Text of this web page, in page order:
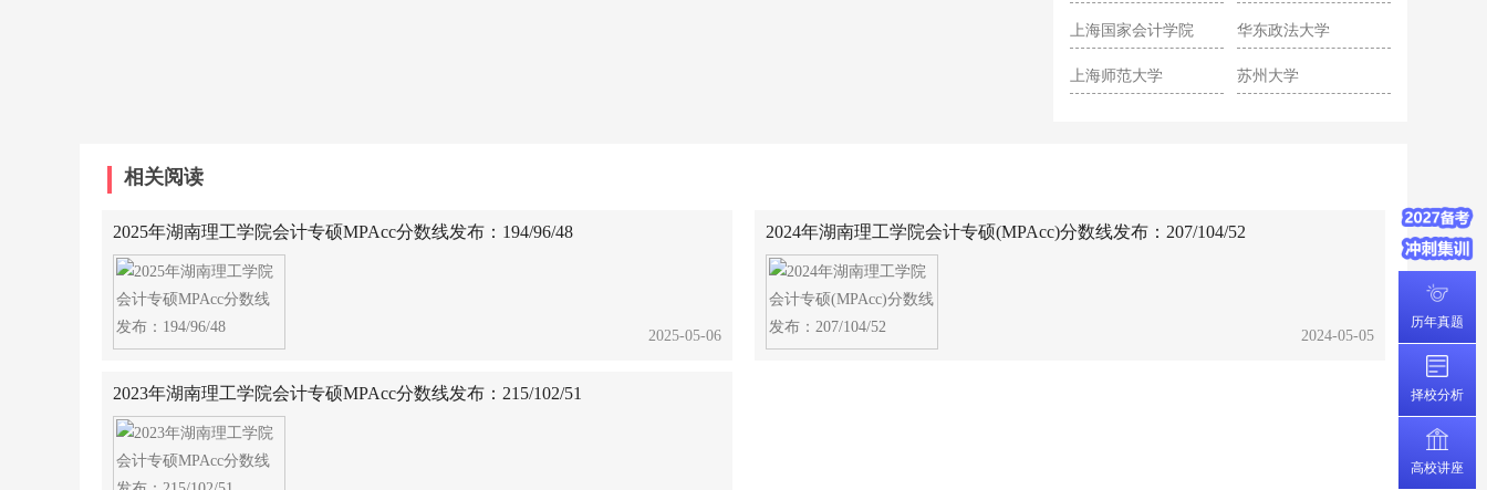
上海国家会计学院 华东政法大学
上海师范大学 苏州大学
相关阅读
2025年湖南理工学院会计专硕MPAcc分数线发布：194/96/48
2025-05-06
2024年湖南理工学院会计专硕(MPAcc)分数线发布：207/104/52
2024-05-05
2023年湖南理工学院会计专硕MPAcc分数线发布：215/102/51
历年真题
择校分析
高校讲座